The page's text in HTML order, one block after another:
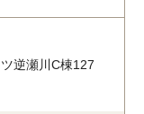
逆瀬川C棟127